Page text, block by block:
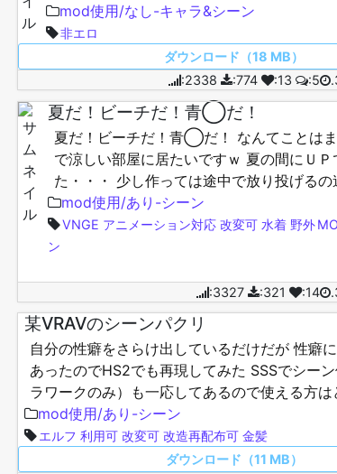
忘れるＶＮＧＥでシーンも作成中なんです
使用M…
mod使用/なし-キャラ&シーン
非エロ
ダウンロード（18 MB）
:2338
:774 :13 :5
夏だ！ビーチだ！青◯だ！
夏だ！ビーチだ！青◯だ！ なんてことは
で涼しい部屋に居たいですｗ 夏の間にＵＰ
た・・・ 少し作っては途中で放り投げる
たどりつけない これも
mod使用/あり-シーン
VNGE アニメーション対応 改変可 水着 野外
ン
:3327 :321 :14
某VRAVのシーンパクリ
自分の性癖をさらけ出しているだけだが 性癖
あったのでHS2でも再現してみた SSSでシー
ラワークのみ）も一応してあるので使える方は
衣装に下記MOD使ってますが、ほぼなくても大
mod使用/あり-シーン
エルフ 利用可 改変可 改造再配布可 金髪
ダウンロード（11 MB）